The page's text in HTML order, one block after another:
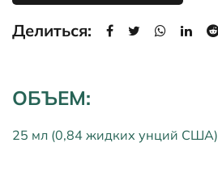
Делиться:
ОБЪЕМ:
25 мл (0,84 жидких унций США)